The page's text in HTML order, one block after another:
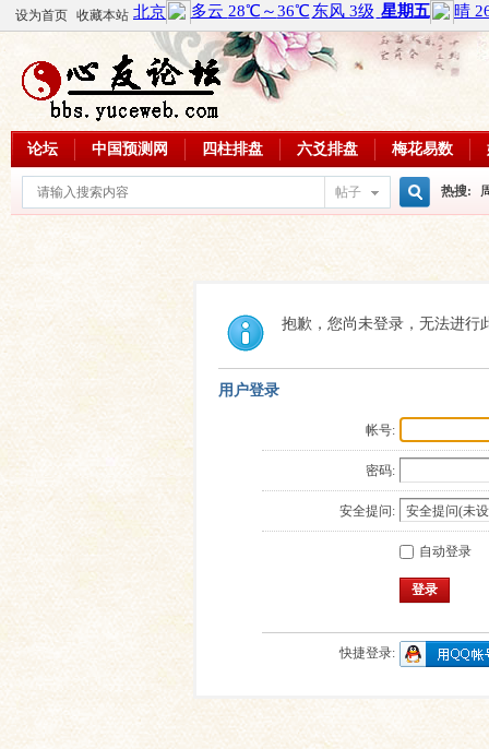
设为首页 收藏本站
论坛 中国预测网 四柱排盘 六爻排盘 梅花易数
帖子
索
热搜:
周易教
每日一
抱歉，您尚未登录，无法进行
用户登录
帐号:
密码:
安全提问:
自动登录
登录
快捷登录: